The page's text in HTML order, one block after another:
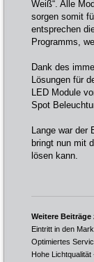
Weiß“. Alle
sorgen somit
entsprechen
Programms,
Dank des
Lösungen für
LED Module
Spot
Lange war der
bringt nun mit
lösen kann.
Weitere Beiträge
Eintritt in den
Optimiertes
Hohe Lichtqualität